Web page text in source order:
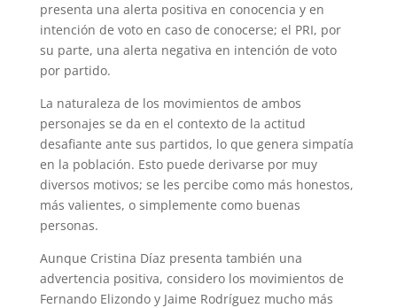
presenta una alerta positiva en conocencia y en
intención de voto en caso de conocerse; el PRI, por
su parte, una alerta negativa en intención de voto
por partido.
La naturaleza de los movimientos de ambos
personajes se da en el contexto de la actitud
desafiante ante sus partidos, lo que genera simpatía
en la población. Esto puede derivarse por muy
diversos motivos; se les percibe como más honestos,
más valientes, o simplemente como buenas
personas.
Aunque Cristina Díaz presenta también una
advertencia positiva, considero los movimientos de
Fernando Elizondo y Jaime Rodríguez mucho más